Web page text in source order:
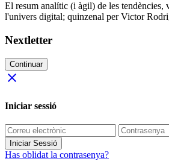
El resum analític (i àgil) de les tendències,
l'univers digital; quinzenal per Victor
Nextletter
Continuar
close
Iniciar sessió
Iniciar Sessió
Has oblidat la contrasenya?